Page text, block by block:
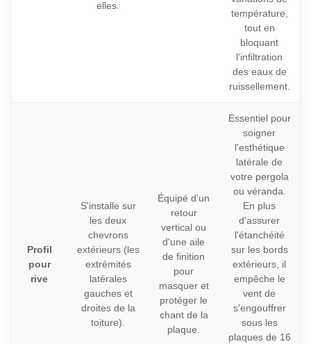
elles.
température,
tout en
bloquant
l'infiltration
des eaux de
ruissellement.
Profil
pour
rive
S'installe sur
les deux
chevrons
extérieurs (les
extrémités
latérales
gauches et
droites de la
toiture).
Équipé d'un
retour
vertical ou
d'une aile
de finition
pour
masquer et
protéger le
chant de la
plaque.
Essentiel pour
soigner
l'esthétique
latérale de
votre pergola
ou véranda.
En plus
d'assurer
l'étanchéité
sur les bords
extérieurs, il
empêche le
vent de
s'engouffrer
sous les
plaques de 16